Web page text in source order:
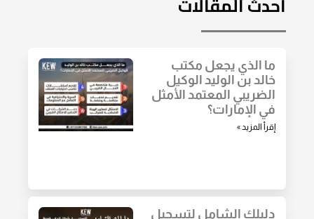
ما الذي يجعل مكتب
خالد بن الوليد الوكيل
الضريبي المعتمد الأمثل
في الإمارات؟
إقرأ المزيد »
دليلك الشامل لتسجيل